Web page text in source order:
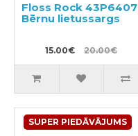
Floss Rock 43P6407
Bērnu lietussargs
15.00€ 20.00€
SUPER PIEDĀVĀJUMS